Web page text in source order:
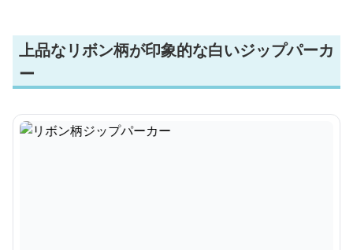
上品なリボン柄が印象的な白いジップパーカ
ー